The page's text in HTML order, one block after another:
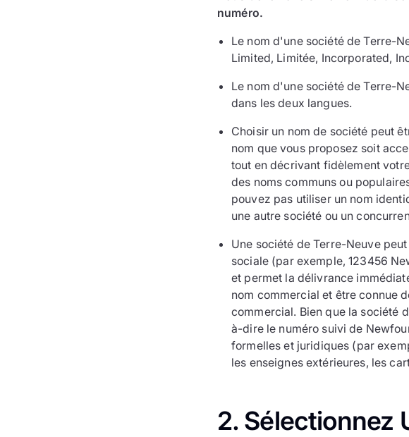
numéro.
Le nom d'une société de Terre-
Limited, Limitée, Incorporated,
Le nom d'une société de Terre-
dans les deux langues.
Choisir un nom de société peut
nom que vous proposez soit
tout en décrivant fidèlement
des noms communs ou
pouvez pas utiliser un nom
une autre société ou un
Une société de Terre-Neuve
sociale (par exemple, 123456
et permet la délivrance
nom commercial et être connue
commercial. Bien que la société
à-dire le numéro suivi de
formelles et juridiques (par
les enseignes extérieures, les
2. Sélectionnez